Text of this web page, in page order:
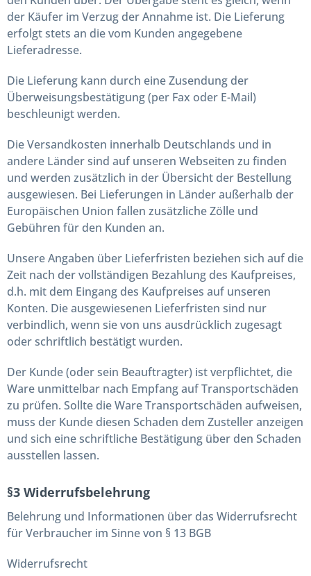
der Käufer im Verzug der Annahme ist. Die Lieferung
erfolgt stets an die vom Kunden angegebene
Lieferadresse.
Die Lieferung kann durch eine Zusendung der
Überweisungsbestätigung (per Fax oder E-Mail)
beschleunigt werden.
Die Versandkosten innerhalb Deutschlands und in
andere Länder sind auf unseren Webseiten zu finden
und werden zusätzlich in der Übersicht der Bestellung
ausgewiesen. Bei Lieferungen in Länder außerhalb der
Europäischen Union fallen zusätzliche Zölle und
Gebühren für den Kunden an.
Unsere Angaben über Lieferfristen beziehen sich auf die
Zeit nach der vollständigen Bezahlung des Kaufpreises,
d.h. mit dem Eingang des Kaufpreises auf unseren
Konten. Die ausgewiesenen Lieferfristen sind nur
verbindlich, wenn sie von uns ausdrücklich zugesagt
oder schriftlich bestätigt wurden.
Der Kunde (oder sein Beauftragter) ist verpflichtet, die
Ware unmittelbar nach Empfang auf Transportschäden
zu prüfen. Sollte die Ware Transportschäden aufweisen,
muss der Kunde diesen Schaden dem Zusteller anzeigen
und sich eine schriftliche Bestätigung über den Schaden
ausstellen lassen.
§3 Widerrufsbelehrung
Belehrung und Informationen über das Widerrufsrecht
für Verbraucher im Sinne von § 13 BGB
Widerrufsrecht